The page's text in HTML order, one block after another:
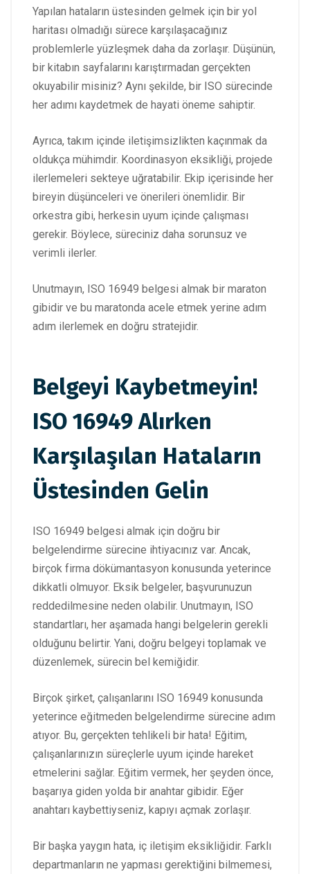
Yapılan hataların üstesinden gelmek için bir yol
haritası olmadığı sürece karşılaşacağınız
problemlerle yüzleşmek daha da zorlaşır. Düşünün,
bir kitabın sayfalarını karıştırmadan gerçekten
okuyabilir misiniz? Aynı şekilde, bir ISO sürecinde
her adımı kaydetmek de hayati öneme sahiptir.
Ayrıca, takım içinde iletişimsizlikten kaçınmak da
oldukça mühimdir. Koordinasyon eksikliği, projede
ilerlemeleri sekteye uğratabilir. Ekip içerisinde her
bireyin düşünceleri ve önerileri önemlidir. Bir
orkestra gibi, herkesin uyum içinde çalışması
gerekir. Böylece, süreciniz daha sorunsuz ve
verimli ilerler.
Unutmayın, ISO 16949 belgesi almak bir maraton
gibidir ve bu maratonda acele etmek yerine adım
adım ilerlemek en doğru stratejidir.
Belgeyi Kaybetmeyin!
ISO 16949 Alırken
Karşılaşılan Hataların
Üstesinden Gelin
ISO 16949 belgesi almak için doğru bir
belgelendirme sürecine ihtiyacınız var. Ancak,
birçok firma dökümantasyon konusunda yeterince
dikkatli olmuyor. Eksik belgeler, başvurunuzun
reddedilmesine neden olabilir. Unutmayın, ISO
standartları, her aşamada hangi belgelerin gerekli
olduğunu belirtir. Yani, doğru belgeyi toplamak ve
düzenlemek, sürecin bel kemiğidir.
Birçok şirket, çalışanlarını ISO 16949 konusunda
yeterince eğitmeden belgelendirme sürecine adım
atıyor. Bu, gerçekten tehlikeli bir hata! Eğitim,
çalışanlarınızın süreçlerle uyum içinde hareket
etmelerini sağlar. Eğitim vermek, her şeyden önce,
başarıya giden yolda bir anahtar gibidir. Eğer
anahtarı kaybettiyseniz, kapıyı açmak zorlaşır.
Bir başka yaygın hata, iç iletişim eksikliğidir. Farklı
departmanların ne yapması gerektiğini bilmemesi,